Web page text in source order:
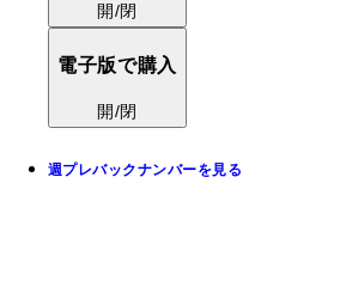
開/閉
電子版で購入
開/閉
週プレバックナンバーを見る